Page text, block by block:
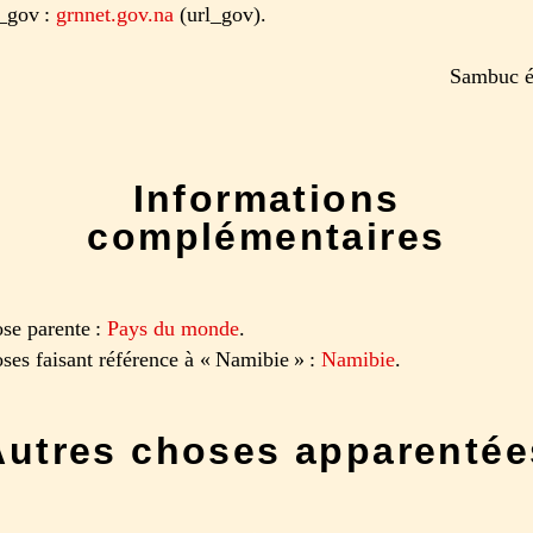
: grnnet.gov.na (url_gov).
Sambuc
Informations
complémentaires
parente :Pays du monde.
faisant référence à « Namibie » :Namibie.
choses